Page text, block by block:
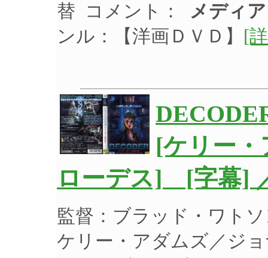
替 コメント：
メディ
ンル：【洋画ＤＶＤ】 [
[ケリー
ローデス] [字幕]
監督：ブラッド・ワト
ケリー・アダムズ／ジ